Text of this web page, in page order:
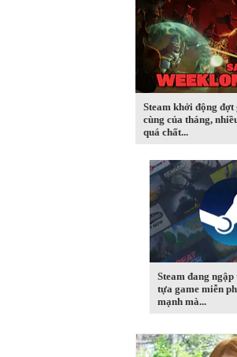
Steam khởi động
cùng của tháng,
quá chất...
Steam đang
tựa game miễn
mạnh mà...